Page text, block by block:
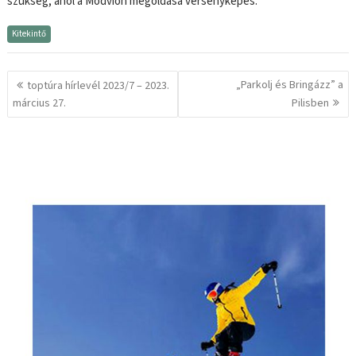
Kitekintő
Bejegyzés
navigáció
toptúra hírlevél 2023/7 – 2023.
március 27.
„Parkolj és Bringázz” a
Pilisben